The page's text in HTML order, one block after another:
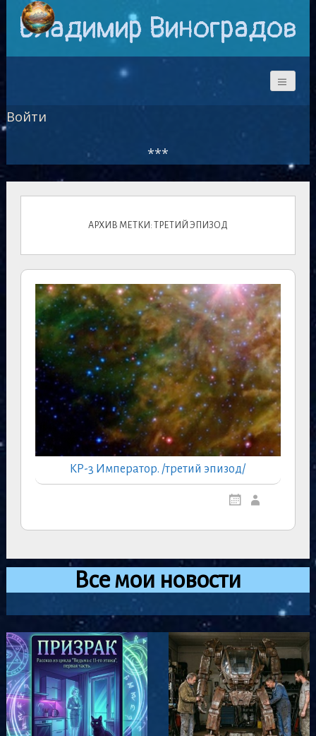
Владимир Виноградов
Войти
***
АРХИВ МЕТКИ: ТРЕТИЙ ЭПИЗОД
КР-3 Император. /третий эпизод/
Все мои новости